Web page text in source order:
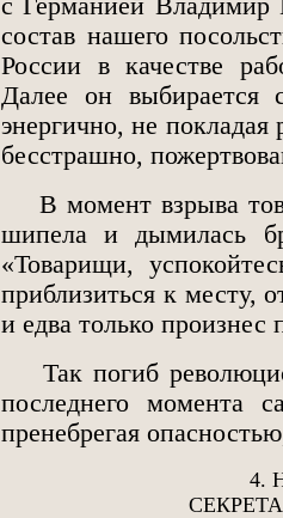
с Германией Владимир
состав нашего
России в качестве
Далее он выбирается
энергично, не
бесстрашно,
В момент взрыва тов.
шипела и дымилась
«Товарищи,
приблизиться к месту,
и едва только произнес
Так погиб
последнего момента
пренебрегая
4.